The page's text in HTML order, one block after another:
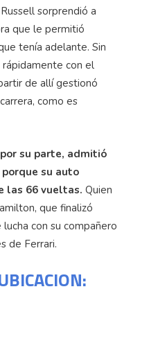
sorprendió a
que le permitió
tenía adelante. Sin
con el
de allí gestionó
como es
su parte, admitió
su auto
las 66 vueltas. Quien
que finalizó
con su compañero
de Ferrari.